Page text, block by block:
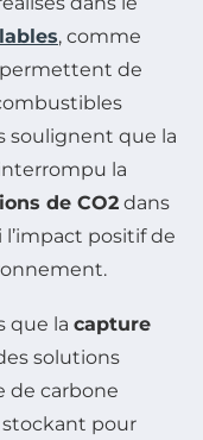
, comme
permettent de
soulignent que la
la
de CO2 dans
positif de
que la capture
solutions
de carbone
stockant pour